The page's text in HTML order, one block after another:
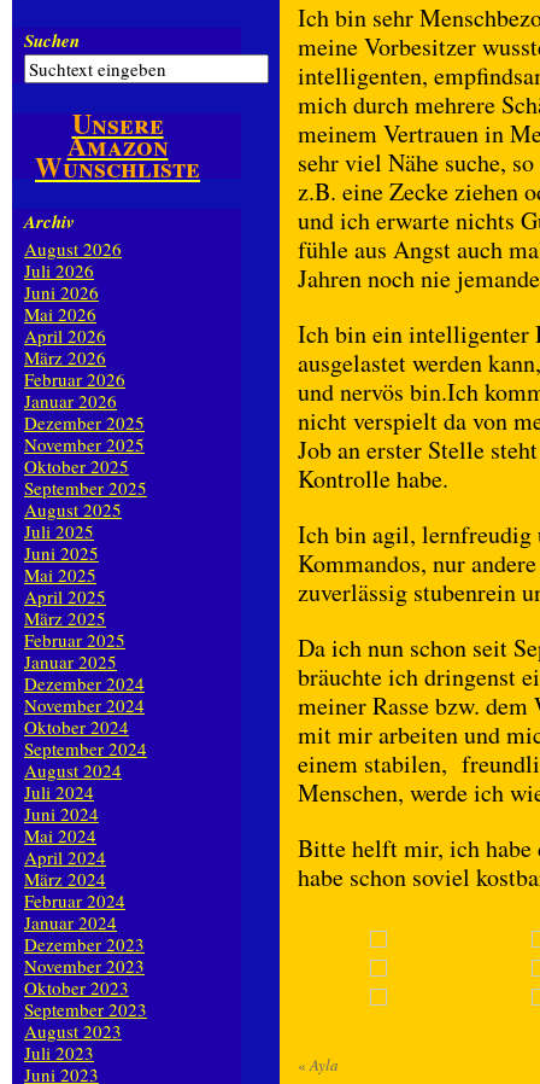
Ich bin sehr
meine Vorbesitzer
intelligenten,
mich durch mehrere
meinem Vertrauen in
sehr viel Nähe suche,
z.B. eine Zecke ziehen
und ich erwarte nichts
fühle aus Angst auch
Jahren noch nie
Ich bin ein intelligenter
ausgelastet werden
und nervös bin.Ich
nicht verspielt da von
Job an erster Stelle
Kontrolle habe.
Ich bin agil, lernfreudig
Kommandos, nur
zuverlässig stubenrein
Da ich nun schon seit
bräuchte ich dringenst
meiner Rasse bzw. dem
mit mir arbeiten und
einem stabilen,
Menschen, werde ich
Bitte helft mir, ich habe
habe schon soviel
«Ayla
Suchen
Unsere
Amazon
Wunschliste
Archiv
August 2026
Juli 2026
Juni 2026
Mai 2026
April 2026
März 2026
Februar 2026
Januar 2026
Dezember 2025
November 2025
Oktober 2025
September 2025
August 2025
Juli 2025
Juni 2025
Mai 2025
April 2025
März 2025
Februar 2025
Januar 2025
Dezember 2024
November 2024
Oktober 2024
September 2024
August 2024
Juli 2024
Juni 2024
Mai 2024
April 2024
März 2024
Februar 2024
Januar 2024
Dezember 2023
November 2023
Oktober 2023
September 2023
August 2023
Juli 2023
Juni 2023